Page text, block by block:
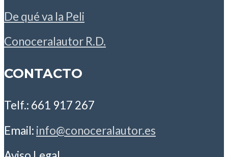
De qué va la Peli
Conoceralautor R.D.
CONTACTO
Telf.: 661 917 267
Email: info@conoceralautor.es